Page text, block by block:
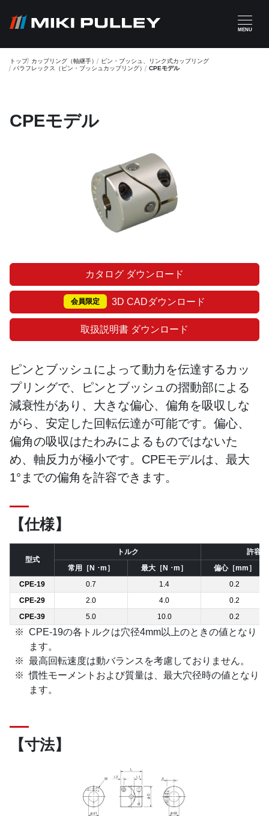
MENU
トップ カップリング（軸継手）
ピン・ブッシュ、リンク式カップリング
パラフレックス（ピン・ブッシュカップリング） CPEモデル
CPEモデル
カタログ ダウンロード
会員限定 3D CADダウンロード
取扱説明書 ダウンロード
ピンとブッシュによって動力を伝達するカッ
プリングで、ピンとブッシュの摺動部による
減衰性があり、大きな偏心、偏角を吸収しな
がら、安定した回転伝達が可能です。偏心、
偏角の吸収はたわみによるものではないた
め、軸反力が極小です。CPEモデルは、最大
1°までの偏角を許容できます。
【仕様】
型式
トルク
許容
常用［N ･m］
最大［N ･m］
偏心［mm］
CPE-19
0.7 1.4
0.2
CPE-29
2.0 4.0
0.2
CPE-39
5.0 10.0 0.2
CPE-19の各トルクは穴径4mm以上のときの値となり
ます。
最高回転速度は動バランスを考慮しておりません。
慣性モーメントおよび質量は、最大穴径時の値となり
ます。
【寸法】